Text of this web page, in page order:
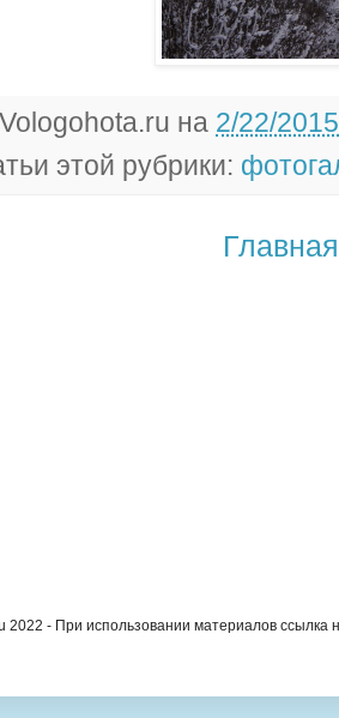
Vologohota.ru на 2/22/2015
этой рубрики:
2022 - При использовании материалов ссылка